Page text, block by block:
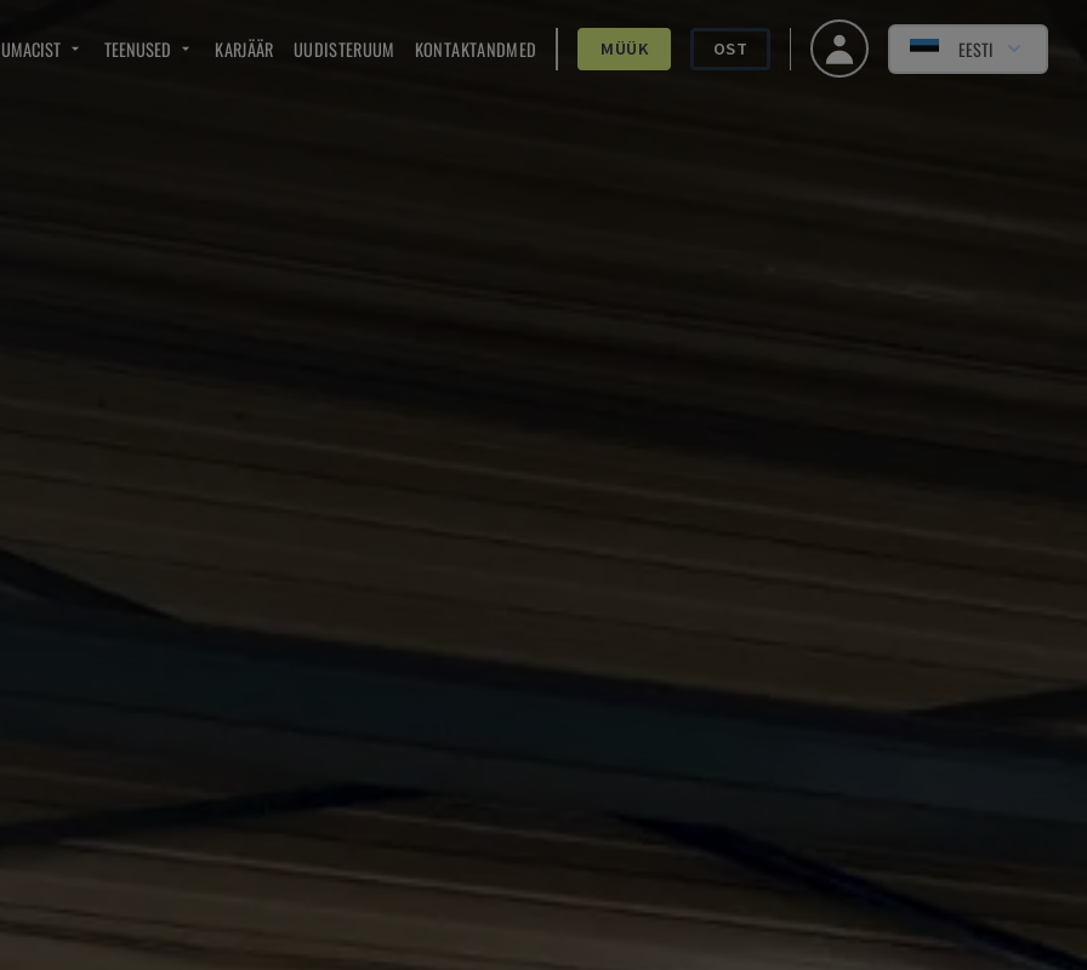
TEENUSED KARJÄÄR UUDISTERUUM KONTAKTANDMED MÜÜK OST EESTI